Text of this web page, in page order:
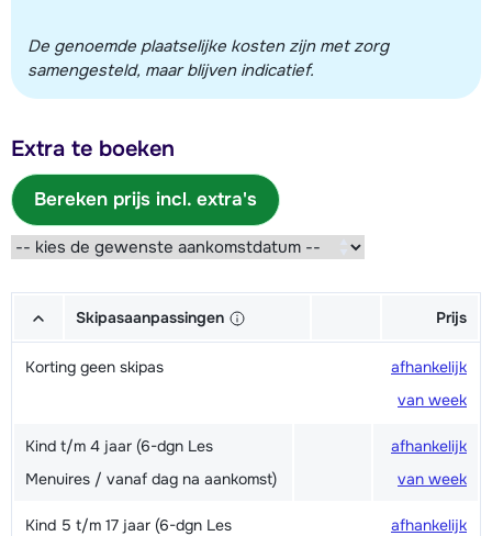
De genoemde plaatselijke kosten zijn met zorg
samengesteld, maar blijven indicatief.
Extra te boeken
Bereken prijs incl. extra's
Skipasaanpassingen Prijs
Korting geen skipas
afhankelijk
van week
Kind t/m 4 jaar (6-dgn Les
Menuires / vanaf dag na aankomst)
afhankelijk
van week
Kind 5 t/m 17 jaar (6-dgn Les
afhankelijk